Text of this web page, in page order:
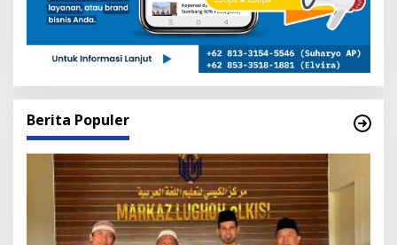
Berita Populer